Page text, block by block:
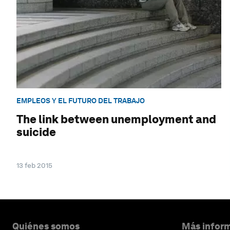
EMPLEOS Y EL FUTURO DEL TRABAJO
The link between unemployment and
suicide
13 feb 2015
Quiénes somos Más